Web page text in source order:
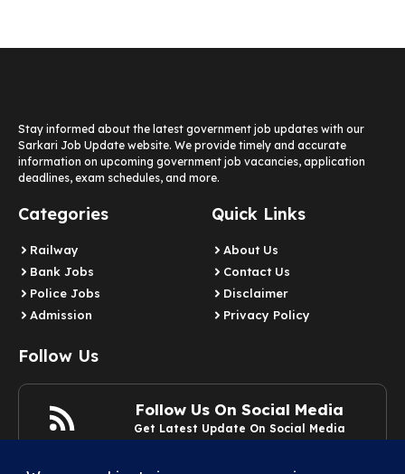
Stay informed about the latest government job updates with our
Sarkari Job Update website. We provide timely and accurate
information on upcoming government job vacancies, application
deadlines, exam schedules, and more.
Categories
Railway
Bank Jobs
Police Jobs
Admission
Quick Links
About Us
Contact Us
Disclaimer
Privacy Policy
Follow Us
Follow Us On Social Media
Get Latest Update On Social Media